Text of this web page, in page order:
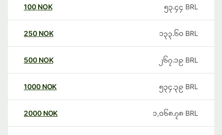
100 NOK ၅၃.၄၄ BRL
250 NOK ၁၃၃.၆၀ BRL
500 NOK ၂၆၇.၁၉ BRL
1000 NOK ၅၃၄.၃၉ BRL
2000 NOK ၁,၀၆၈.၇၈ BRL